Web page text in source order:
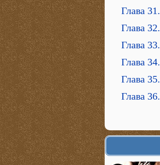
Глава 31.
Глава 32.
Глава 33.
Глава 34.
Глава 35.
Глава 36.